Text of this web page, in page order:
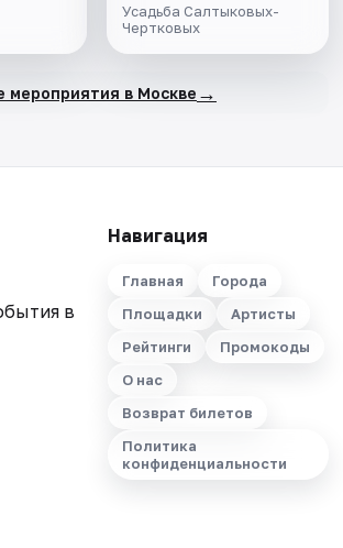
Усадьба Салтыковых-
Чертковых
мероприятия в Москве →
в
Навигация
Главная
Города
Площадки
Артисты
Рейтинги
Промокоды
О нас
Возврат билетов
Политика
конфиденциальности